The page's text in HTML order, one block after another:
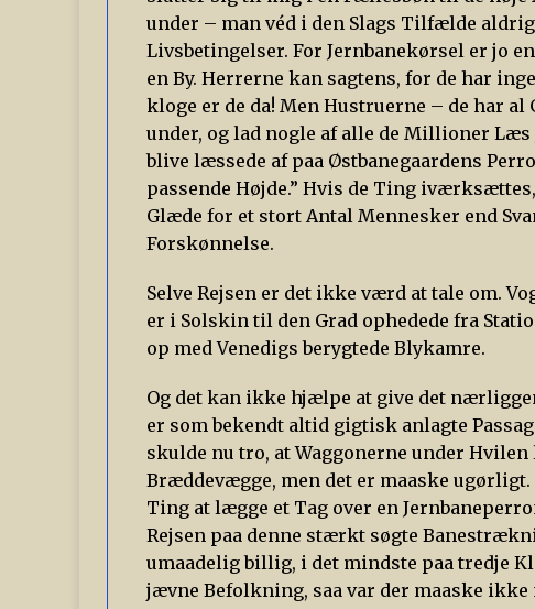
under – man véd i den Slags Tilfælde
Livsbetingelser. For Jernbanekørsel er jo
en By. Herrerne kan sagtens, for de har
kloge er de da! Men Hustruerne – de har
under, og lad nogle af alle de Millioner Læs
blive læssede af paa Østbanegaardens
passende Højde.” Hvis de Ting
Glæde for et stort Antal Mennesker end
Forskønnelse.
Selve Rejsen er det ikke værd at tale om.
er i Solskin til den Grad ophedede fra
op med Venedigs berygtede Blykamre.
Og det kan ikke hjælpe at give det
er som bekendt altid gigtisk anlagte
skulde nu tro, at Waggonerne under
Bræddevægge, men det er maaske
Ting at lægge et Tag over en
Rejsen paa denne stærkt søgte
umaadelig billig, i det mindste paa tredje
jævne Befolkning, saa var der maaske